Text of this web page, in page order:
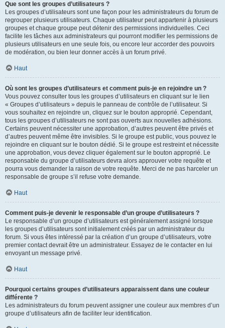
Que sont les groupes d’utilisateurs ?
Les groupes d’utilisateurs sont une façon pour les administrateurs du forum de
regrouper plusieurs utilisateurs. Chaque utilisateur peut appartenir à plusieurs
groupes et chaque groupe peut détenir des permissions individuelles. Ceci
facilite les tâches aux administrateurs qui pourront modifier les permissions de
plusieurs utilisateurs en une seule fois, ou encore leur accorder des pouvoirs
de modération, ou bien leur donner accès à un forum privé.
Haut
Où sont les groupes d’utilisateurs et comment puis-je en rejoindre un ?
Vous pouvez consulter tous les groupes d’utilisateurs en cliquant sur le lien
« Groupes d’utilisateurs » depuis le panneau de contrôle de l’utilisateur. Si
vous souhaitez en rejoindre un, cliquez sur le bouton approprié. Cependant,
tous les groupes d’utilisateurs ne sont pas ouverts aux nouvelles adhésions.
Certains peuvent nécessiter une approbation, d’autres peuvent être privés et
d’autres peuvent même être invisibles. Si le groupe est public, vous pouvez le
rejoindre en cliquant sur le bouton dédié. Si le groupe est restreint et nécessite
une approbation, vous devez cliquer également sur le bouton approprié. Le
responsable du groupe d’utilisateurs devra alors approuver votre requête et
pourra vous demander la raison de votre requête. Merci de ne pas harceler un
responsable de groupe s’il refuse votre demande.
Haut
Comment puis-je devenir le responsable d’un groupe d’utilisateurs ?
Le responsable d’un groupe d’utilisateurs est généralement assigné lorsque
les groupes d’utilisateurs sont initialement créés par un administrateur du
forum. Si vous êtes intéressé par la création d’un groupe d’utilisateurs, votre
premier contact devrait être un administrateur. Essayez de le contacter en lui
envoyant un message privé.
Haut
Pourquoi certains groupes d’utilisateurs apparaissent dans une couleur
différente ?
Les administrateurs du forum peuvent assigner une couleur aux membres d’un
groupe d’utilisateurs afin de faciliter leur identification.